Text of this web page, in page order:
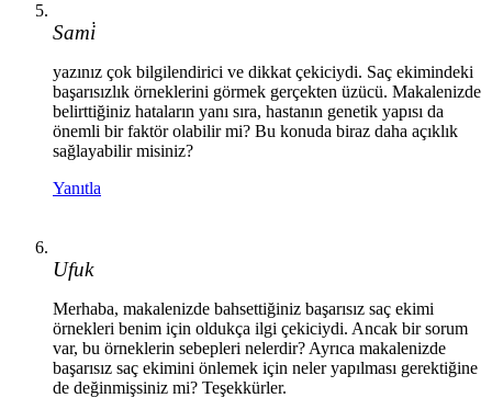
Sami̇
yazınız çok bilgilendirici ve dikkat çekiciydi. Saç ekimindeki
başarısızlık örneklerini görmek gerçekten üzücü. Makalenizde
belirttiğiniz hataların yanı sıra, hastanın genetik yapısı da
önemli bir faktör olabilir mi? Bu konuda biraz daha açıklık
sağlayabilir misiniz?
Yanıtla
Ufuk
Merhaba, makalenizde bahsettiğiniz başarısız saç ekimi
örnekleri benim için oldukça ilgi çekiciydi. Ancak bir sorum
var, bu örneklerin sebepleri nelerdir? Ayrıca makalenizde
başarısız saç ekimini önlemek için neler yapılması gerektiğine
de değinmişsiniz mi? Teşekkürler.